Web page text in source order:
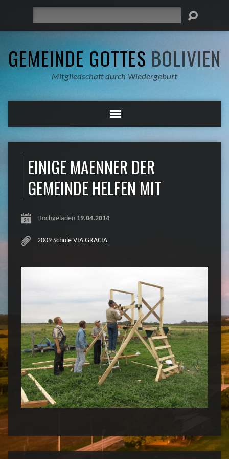
GEMEINDE GOTTES BOLIVIEN
Mitgliedschaft durch Wiedergeburt
EINIGE MAENNER DER
GEMEINDE HELFEN MIT
Hochgeladen 19.04.2014
2009 Schule VIA GRACIA